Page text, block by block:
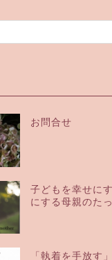
お問合せ
子どもを幸せに
にする母親のた
「執着を手放す